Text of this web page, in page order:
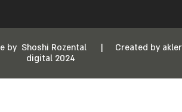
by Shoshi Rozental | Created by akler
digital 2024